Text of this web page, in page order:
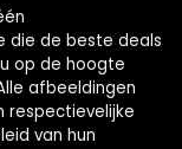
die de beste deals
op de hoogte
afbeeldingen
respectievelijke
van hun